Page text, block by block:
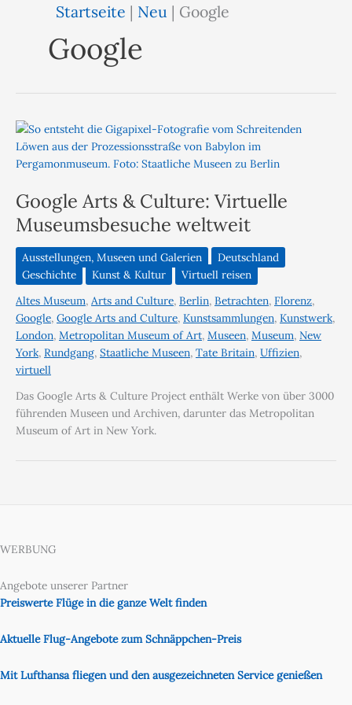
Startseite | Neu | Google
Google
Google Arts & Culture: Virtuelle
Museumsbesuche weltweit
Ausstellungen, Museen und Galerien
Deutschland
Geschichte
Kunst & Kultur
Virtuell reisen
Altes Museum, Arts and Culture, Berlin, Betrachten, Florenz,
Google, Google Arts and Culture, Kunstsammlungen, Kunstwerk,
London, Metropolitan Museum of Art, Museen, Museum, New
York, Rundgang, Staatliche Museen, Tate Britain, Uffizien,
virtuell
Das Google Arts & Culture Project enthält Werke von über 3000
führenden Museen und Archiven, darunter das Metropolitan
Museum of Art in New York.
WERBUNG
Angebote unserer Partner
Preiswerte Flüge in die ganze Welt finden
Aktuelle Flug-Angebote zum Schnäppchen-Preis
Mit Lufthansa fliegen und den ausgezeichneten Service genießen